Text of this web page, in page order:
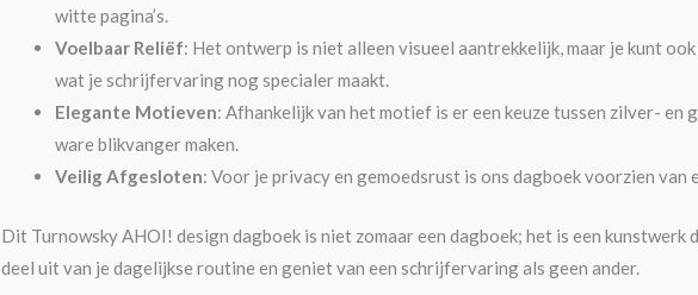
witte pagina’s.
Voelbaar Reliëf: Het ontwerp is niet alleen visueel aantrekkelijk, maar je kunt
wat je schrijfervaring nog specialer maakt.
Elegante Motieven: Afhankelijk van het motief is er een keuze tussen zilver-
ware blikvanger maken.
Veilig Afgesloten: Voor je privacy en gemoedsrust is ons dagboek voorzien van
Dit Turnowsky AHOI! design dagboek is niet zomaar een dagboek; het is een
deel uit van je dagelijkse routine en geniet van een schrijfervaring als geen ander.